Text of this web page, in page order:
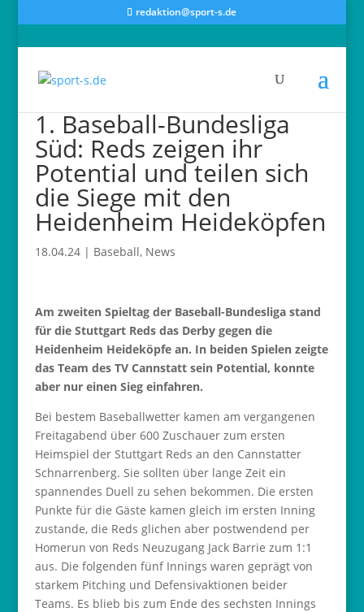
redaktion@sport-s.de
1. Baseball-Bundesliga
Süd: Reds zeigen ihr
Potential und teilen sich
die Siege mit den
Heidenheim Heideköpfen
18.04.24| Baseball, News
Am zweiten Spieltag der Baseball-Bundesliga stand
für die Stuttgart Reds das Derby gegen die
Heidenheim Heideköpfe an. In beiden Spielen zeigte
das Team des TV Cannstatt sein Potential, konnte
aber nur einen Sieg einfahren.
Bei bestem Baseballwetter kamen am vergangenen
Freitagabend über 600 Zuschauer zum ersten
Heimspiel der Stuttgart Reds an den Cannstatter
Schnarrenberg. Sie sollten über lange Zeit ein
spannendes Duell zu sehen bekommen. Die ersten
Punkte für die Gäste kamen gleich im ersten Inning
zustande, die Reds glichen aber postwendend per
Homerun von Reds Neuzugang Jack Barrie zum 1:1
aus. Die folgenden fünf Innings waren geprägt von
starkem Pitching und Defensivaktionen beider
Teams. Es blieb bis zum Ende des sechsten Innings